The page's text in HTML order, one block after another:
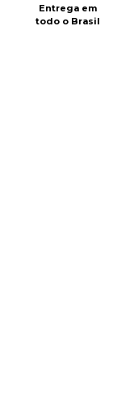
Entrega em
todo o Brasil